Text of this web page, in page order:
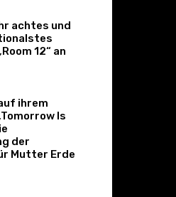
achtes und
12“ an
ihrem
Is
der
Mutter Erde